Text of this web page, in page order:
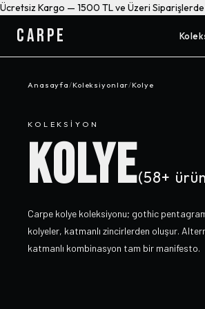
Ücretsiz Kargo — 1500 TL ve Üzeri Siparişlerde
CARPE
Anasayfa/Koleksiyonlar/Kolye
KOLEKSIYON
KOLYE(58+
Carpe kolye koleksiyonu; gothic
kolyeler, katmanlı zincirlerden oluşur.
katmanlı kombinasyon tam bir manifesto.